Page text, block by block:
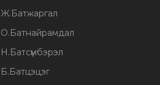
Ж.Батжаргал
О.Батнайрамдал
Н.Батсүмбэрэл
Б.Батцэцэг